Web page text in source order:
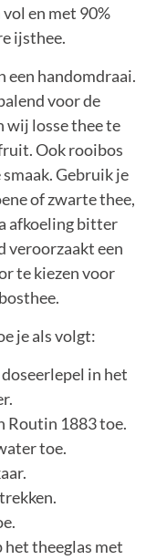
en met 90%
ijsthee.
een handomdraai.
voor de
wij losse thee te
Ook rooibos
Gebruik je
of zwarte thee,
afkoeling bitter
veroorzaakt een
te kiezen voor
je als volgt:
in het
Routin 1883 toe.
toe.
het theeglas met